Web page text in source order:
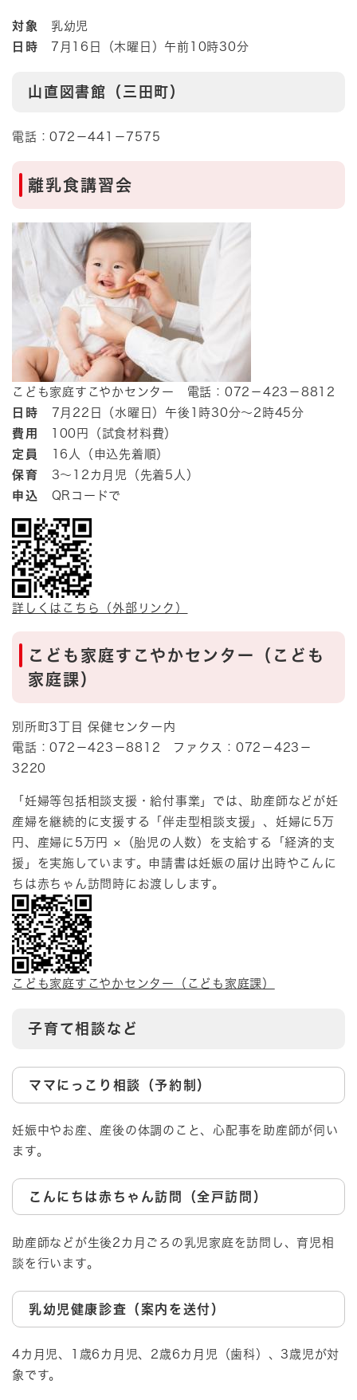
対象
乳幼児
日時 7月16日（木曜日）午前10時30分
山直図書館（三田町）
電話：072－441－7575
離乳食講習会
こども家庭すこやかセンター 電話：072－423－8812
日時 7​月22日（水曜日）午後1時30分～2時45分
費用
100円（試食材料費）
定員
16人（申込先着順）
保育 3～12カ月児（先着5人）
申込 QRコードで
詳しくはこちら（外部リンク）
こども家庭すこやかセンター（こども
家庭課）
別所町3丁目 保健センター内
電話：072－423－8812 ファクス：072－423－
3220
「妊婦等包括相談支援・給付事業」では、助産師などが妊
産婦を継続的に支援する「伴走型相談支援」、妊婦に5万
円、産婦に5万円 ×（胎児の人数）を支給する「経済的支
援」を実施しています。申請書は妊娠の届け出時やこんに
ちは赤ちゃん訪問時にお渡しします。
こども家庭すこやかセンター（こども家庭課）
子育て相談など
ママにっこり相談（予約制）
妊娠中やお産、産後の体調のこと、心配事を助産師が伺い
ます。
こんにちは赤ちゃん訪問（全戸訪問）
助産師などが生後2カ月ごろの乳児家庭を訪問し、育児相
談を行います。
乳幼児健康診査（案内を送付）
4カ月児、1歳6カ月児、2歳6カ月児（歯科）、3歳児が対
象です。